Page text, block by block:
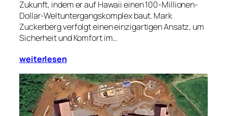
Zukunft, indem er auf Hawaii einen 100-Millionen-
Dollar-Weltuntergangskomplex baut. Mark
Zuckerberg verfolgt einen einzigartigen Ansatz, um
Sicherheit und Komfort im…
weiterlesen